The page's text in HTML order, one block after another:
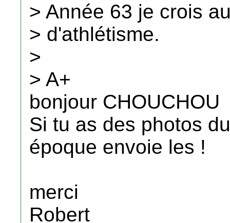
> Année 63 je crois
> d'athlétisme.
>
> A+
bonjour CHOUCHOU
Si tu as des photos
époque envoie les !
merci
Robert